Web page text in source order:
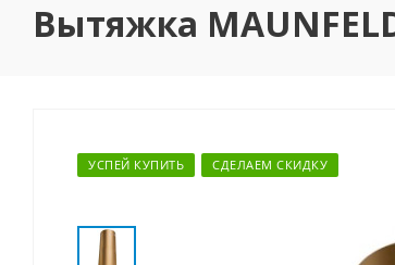
Вытяжка
УСПЕЙ КУПИТЬ СДЕЛАЕМ СКИДКУ